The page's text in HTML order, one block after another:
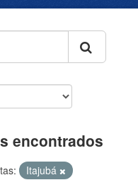
encontrados
Itajubá